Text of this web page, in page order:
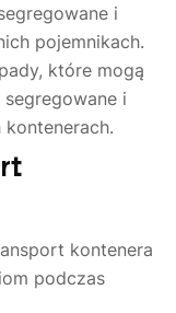
i
pojemnikach.
które mogą
i
kontenera
podczas